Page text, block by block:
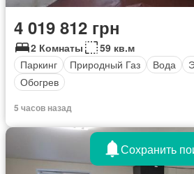
4 019 812 грн
2 Комнаты
59 кв.м
Паркинг
Природный Газ Вода
Обогрев
5 часов назад
Сохранить